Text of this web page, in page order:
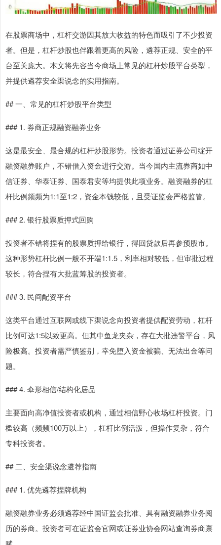
在股票商场中，杠杆交游因其放大收益的特色而吸引了不少投资
者。但是，杠杆炒股也伴跟着更高的风险，遴荐正规、安全的平
台至关庞大。本文将先容当今商场上常见的杠杆炒股平台类型，
并提供遴荐安全渠说念的实用指南。
## 一、常见的杠杆炒股平台类型
### 1. 券商正规融资融券业务
这是最安全、最合规的杠杆炒股形势。投资者通过证券公司绽开
融资融券账户，不错借入资金进行交游。当今国内主流券商如中
信证券、华泰证券、国泰君安等均提供此项业务。融资融券的杠
杆比例频频为1:1至1:2，资金本钱较低，且受证监会严格监管。
### 2. 银行股票质押式回购
投资者不错将捏有的股票质押给银行，得回贷款后再参预股市。
这种形势杠杆比例一般不开端1:1.5，利率相对较低，但审批过程
较长，符合捏有大批蓝筹股的投资者。
### 3. 民间配资平台
这类平台通过互联网或线下渠说念向投资者提供配资劳动，杠杆
比例可达1:5以致更高。但其中鱼龙夹杂，存在大批违警平台，风
险极高。投资者需严慎鉴别，幸免堕入资金被骗、无法出金等问
题。
### 4. 伞形相信/结构化居品
主要面向高净值投资者或机构，通过相信野心收场杠杆投资。门
槛较高（频频100万以上），杠杆比例活泼，但操作复杂，符合
专科投资者。
## 二、安全渠说念遴荐指南
### 1. 优先遴荐捏牌机构
融资融券业务必须遴荐经中国证监会批准、具有融资融券业务阅
历的券商。投资者可在证监会官网或证券业协会网站查询券商禀